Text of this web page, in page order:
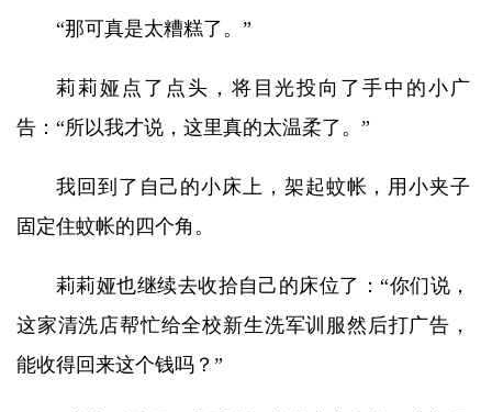
“那可真是太糟糕了。”
莉莉娅点了点头，将目光投向了手中的小广
告：“所以我才说，这里真的太温柔了。”
我回到了自己的小床上，架起蚊帐，用小夹子
固定住蚊帐的四个角。
莉莉娅也继续去收拾自己的床位了：“你们说，
这家清洗店帮忙给全校新生洗军训服然后打广告，
能收得回来这个钱吗？”